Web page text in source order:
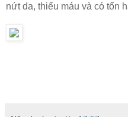
nứt da, thiếu máu và có tổn